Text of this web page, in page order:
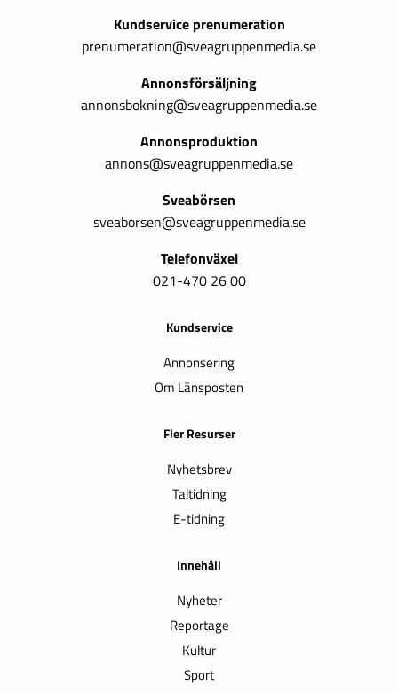
Kundservice prenumeration
prenumeration@sveagruppenmedia.se
Annonsförsäljning
annonsbokning@sveagruppenmedia.se
Annonsproduktion
annons@sveagruppenmedia.se
Sveabörsen
sveaborsen@sveagruppenmedia.se
Telefonväxel
021-470 26 00
Kundservice
Annonsering
Om Länsposten
Fler Resurser
Nyhetsbrev
Taltidning
E-tidning
Innehåll
Nyheter
Reportage
Kultur
Sport